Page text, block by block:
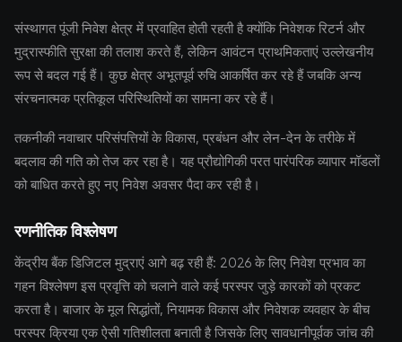
संस्थागत पूंजी निवेश क्षेत्र में प्रवाहित होती रहती है क्योंकि निवेशक रिटर्न और
मुद्रास्फीति सुरक्षा की तलाश करते हैं, लेकिन आवंटन प्राथमिकताएं उल्लेखनीय
रूप से बदल गई हैं। कुछ क्षेत्र अभूतपूर्व रुचि आकर्षित कर रहे हैं जबकि अन्य
संरचनात्मक प्रतिकूल परिस्थितियों का सामना कर रहे हैं।
तकनीकी नवाचार परिसंपत्तियों के विकास, प्रबंधन और लेन-देन के तरीके में
बदलाव की गति को तेज कर रहा है। यह प्रौद्योगिकी परत पारंपरिक व्यापार मॉडलों
को बाधित करते हुए नए निवेश अवसर पैदा कर रही है।
रणनीतिक विश्लेषण
केंद्रीय बैंक डिजिटल मुद्राएं आगे बढ़ रही हैं: 2026 के लिए निवेश प्रभाव का
गहन विश्लेषण इस प्रवृत्ति को चलाने वाले कई परस्पर जुड़े कारकों को प्रकट
करता है। बाजार के मूल सिद्धांतों, नियामक विकास और निवेशक व्यवहार के बीच
परस्पर क्रिया एक ऐसी गतिशीलता बनाती है जिसके लिए सावधानीपूर्वक जांच की